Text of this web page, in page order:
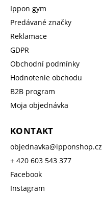
Ippon gym
Predávané značky
Reklamace
GDPR
Obchodní podmínky
Hodnotenie obchodu
B2B program
Moja objednávka
KONTAKT
objednavka@ipponshop.cz
+ 420 603 543 377
Facebook
Instagram